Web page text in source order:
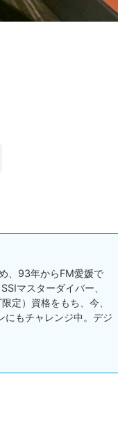
、93年からFM愛媛で
マスターダイバー、
定）資格をもち、今、
にもチャレンジ中。デジ